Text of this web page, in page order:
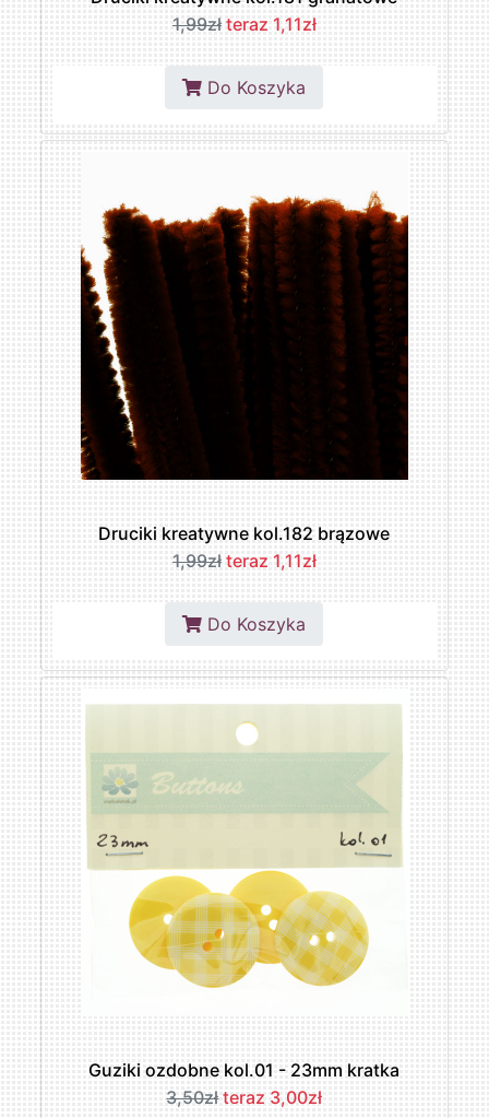
1,99zł teraz 1,11zł
Do Koszyka
Druciki kreatywne kol.182 brązowe
1,99zł teraz 1,11zł
Do Koszyka
Guziki ozdobne kol.01 - 23mm kratka
3,50zł teraz 3,00zł